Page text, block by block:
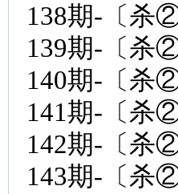
138期-〔杀
139期-〔杀
140期-〔杀
141期-〔杀
142期-〔杀
143期-〔杀